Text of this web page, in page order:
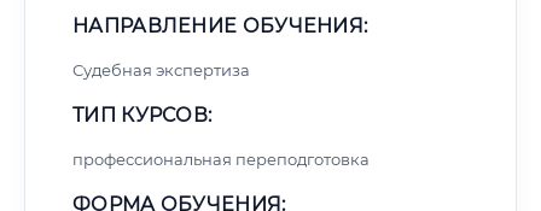
НАПРАВЛЕНИЕ ОБУЧЕНИЯ:
Судебная экспертиза
ТИП КУРСОВ:
профессиональная переподготовка
ФОРМА ОБУЧЕНИЯ: